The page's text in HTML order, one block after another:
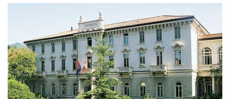
Qidirish
Kirish